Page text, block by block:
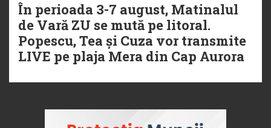
În perioada 3-7 august, Matinalul
de Vară ZU se mută pe litoral.
Popescu, Tea și Cuza vor transmite
LIVE pe plaja Mera din Cap Aurora